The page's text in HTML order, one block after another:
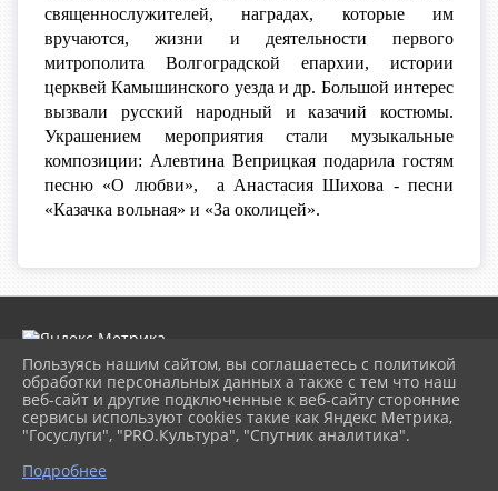
священнослужителей, наградах, которые им
вручаются, жизни и деятельности первого
митрополита Волгоградской епархии, истории
церквей Камышинского уезда и др. Большой интерес
вызвали русский народный и казачий костюмы.
Украшением мероприятия стали музыкальные
композиции: Алевтина Веприцкая подарила гостям
песню «О любви», а Анастасия Шихова - песни
«Казачка вольная» и «За околицей».
2026 г. museumkam.ru
Вход
Карта сайта
Политика обработки персональных данных
Пользуясь нашим сайтом, вы соглашаетесь с политикой
обработки персональных данных а также с тем что наш
веб-сайт и другие подключенные к веб-сайту сторонние
сервисы используют cookies такие как Яндекс Метрика,
"Госуслуги", "PRO.Культура", "Спутник аналитика".
Подробнее